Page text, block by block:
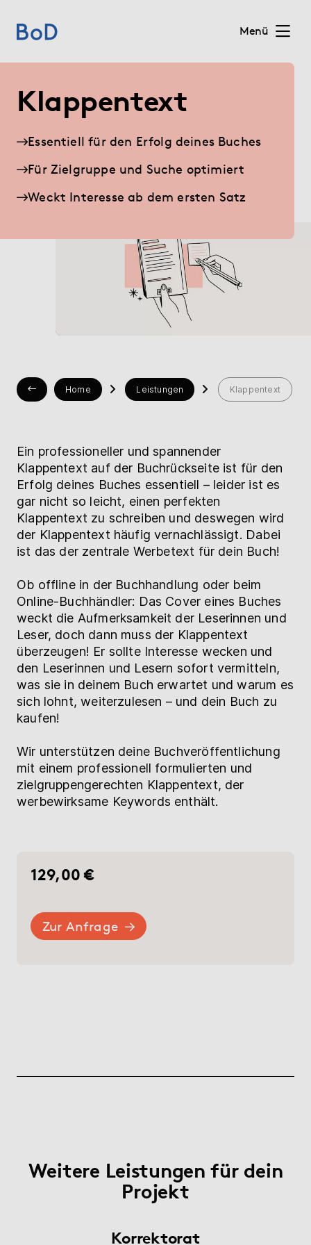
Menü
Leistungen
Über uns
Blog
myBoD Neues Buchprojekt
Klappentext
Essentiell für den Erfolg deines Buches
Für Zielgruppe und Suche optimiert
Weckt Interesse ab dem ersten Satz
Home Leistungen Klappentext
Ein professioneller und spannender
Klappentext auf der Buchrückseite ist für den
Erfolg deines Buches essentiell – leider ist es
gar nicht so leicht, einen perfekten
Klappentext zu schreiben und deswegen wird
der Klappentext häufig vernachlässigt. Dabei
ist das der zentrale Werbetext für dein Buch!
Ob offline in der Buchhandlung oder beim
Online-Buchhändler: Das Cover eines Buches
weckt die Aufmerksamkeit der Leserinnen und
Leser, doch dann muss der Klappentext
überzeugen! Er sollte Interesse wecken und
den Leserinnen und Lesern sofort vermitteln,
was sie in deinem Buch erwartet und warum es
sich lohnt, weiterzulesen – und dein Buch zu
kaufen!
Wir unterstützen deine Buchveröffentlichung
mit einem professionell formulierten und
zielgruppengerechten Klappentext, der
werbewirksame Keywords enthält.
129,00 €
Zur Anfrage
Weitere Leistungen für dein
Projekt
Korrektorat